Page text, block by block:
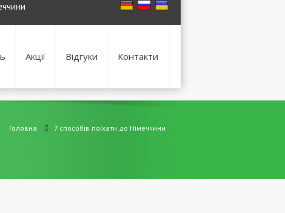
Акції Відгуки Контакти
Головна 7 способів поїхати до Німеччини